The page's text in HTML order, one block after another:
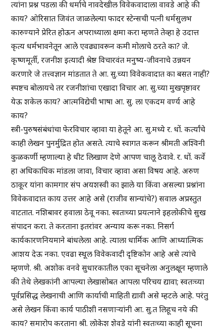
त्यांना प्रश्न पडला की धर्माचे नावदेखील विवेकवादाला वावडे आहे की
काय? ओरिसात जिवंत जाळलेल्या फादर स्टेन्सची पत्नी धर्मसुलभ
कारुण्याने प्रेरित होऊन अपराध्याला क्षमा करा म्हणते तेव्हा हे उदात्त
कृत्य धर्मभावनेतून आले एवढ्यावरून कमी मोलाचे ठरते का? जे.
कृष्णमूर्ती, रजनीश इत्यादी श्रेष्ठ विचारवंत मनुष्य-जीवनाचे उन्नयन
करणारे जे तत्त्वज्ञान मांडतात ते आ. सु.च्या विवेकवादात का बसत नाही?
स्पष्टच बोलायचे तर रजनीशांचा एखादा विचार आ. सु.च्या मुखपृष्ठावर
येऊ शकेल काय? आत्मविद्येची भाषा आ. सु. ला एकदम वर्ण्य आहे
काय?
स्त्री-पुरुषसंबंधांचा फेरविचार व्हावा या हेतूने आ. सु.मध्ये र. धों. कर्त्यांचे
काही लेखन पुनर्मुद्रित होत असते. त्याचे स्वागत करून श्रीमती अश्विनी
कुळकर्णी म्हणाल्या हे धीट लिखाण देणे आपण चालू ठेवावे. र. धों. कर्वे
हा अधिकाधिक मांडला जावा, विचार व्हावा असा विषय आहे. अरुण
ठाकूर यांना कामगार संप अयशस्वी का झाले या किंवा असल्या प्रश्नांना
विवेकवादात काय उत्तर आहे असे (राजीव सान्यांचे?) सवाल अप्रस्तुत
वाटतात. नशिबावर हवाला ठेवू नका. स्वतःच्या प्रयत्नाने इहलोकीचे सुख
संपादन करा. ते करताना इतरांवर अन्याय करू नका. निसर्ग
कार्यकारणनियमाने बांधलेला आहे. त्याला धार्मिक आणि आध्यात्मिक
आशय देऊ नका. एवढा स्थूल विवेकवादी दृष्टिकोन आहे असे त्यांचे
म्हणणे. श्री. अशोक वनवे सुधारकातील एका सूचनेला अनुलक्षून म्हणाले
की तेथे लेखकांनी आपल्या लेखासोबत आपला परिचय द्यावा; स्वतःच्या
पूर्वप्रसिद्ध लेखनाची आणि कार्याची माहिती द्यावी असे म्हटले आहे. परंतु
असे लेखन किंवा कार्य पाठीशी नसणाऱ्यांनी आ. सु.त लिहूच नये की
काय? समारोप करताना श्री. लोकेश शेवडे यांनी स्वतःच्या काही सूचना